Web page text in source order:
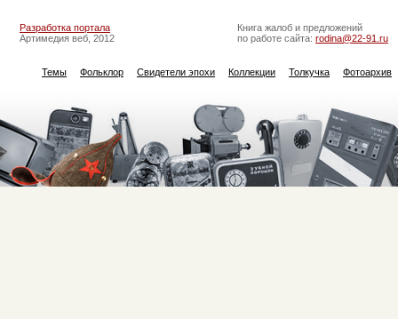
Разработка портала
Артимедия веб, 2012
Книга жалоб и предложений
по работе сайта: rodina@22-91.ru
Темы Фольклор Свидетели эпохи Коллекции Толкучка Фотоархив